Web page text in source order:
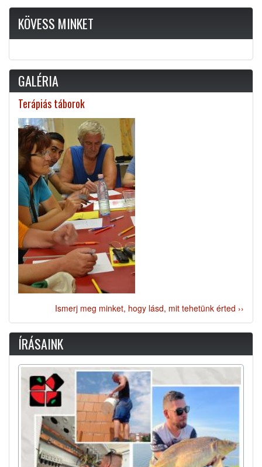
KÖVESS MINKET
GALÉRIA
Terápiás táborok
Ismerj meg minket, hogy lásd, mit tehetünk érted ››
ÍRÁSAINK